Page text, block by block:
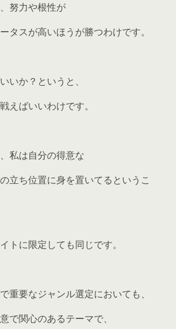
努力や根性が
タスが高いほうが勝つわけです。
いか？というと、
えばいいわけです。
私は自分の得意な
立ち位置に身を置いてるというこ
トに限定しても同じです。
重要なジャンル選定においても、
で関心のあるテーマで、